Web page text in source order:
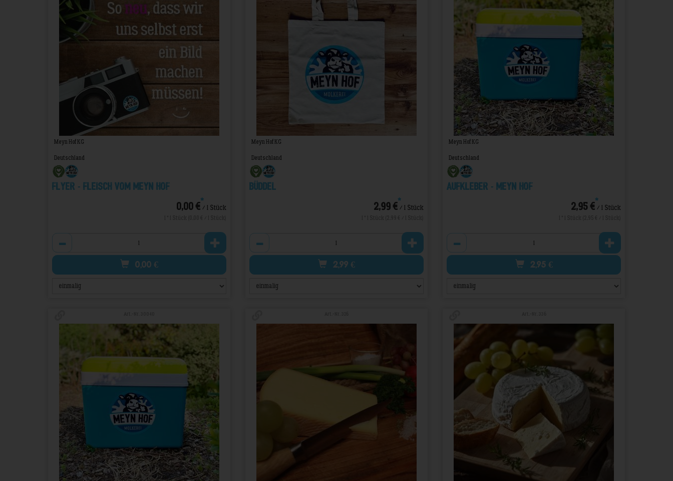
Meyn Hof KG
Deutschland
Flyer - Fleisch vom MEYN HOF
0,00 €*/ 1 Stück
0,00 €
Meyn Hof KG
Deutschland
Büddel
2,99 €*/ 1 Stück
2,99 €
Meyn Hof KG
Deutschland
Aufkleber - Meyn Hof
2,95 €*/ 1 Stück
2,95 €